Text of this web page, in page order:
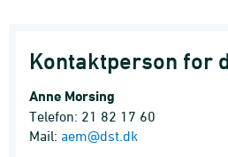
Kontaktperson for
Anne Morsing
Telefon: 21 82 17 60
Mail: aem@dst.dk